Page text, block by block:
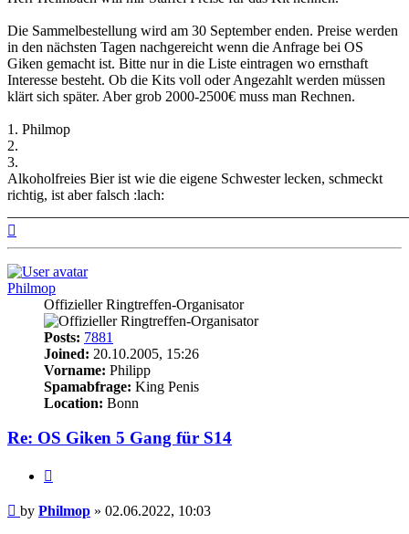
Die Sammelbestellung wird am 30 September enden. Preise werden
in den nächsten Tagen nachgereicht wenn die Anfrage bei OS
Giken gemacht ist. Bitte nur in die Liste eintragen wo ernsthaft
Interesse besteht. Ob die Kits voll oder Angezahlt werden müssen
klärt sich später. Aber grob 2000-2500€ muss man Rechnen.
1. Philmop
2.
3.
Alkoholfreies Bier ist wie die eigene Schwester lecken, schmeckt
richtig, ist aber falsch :lach:
Philmop
Offizieller Ringtreffen-Organisator
Posts: 7881
Joined: 20.10.2005, 15:26
Vorname: Philipp
Spamabfrage: King Penis
Location: Bonn
Re: OS Giken 5 Gang für S14
Post
by Philmop » 02.06.2022, 10:03